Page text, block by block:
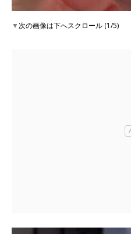
▼次の画像は下へスクロール (1/5)